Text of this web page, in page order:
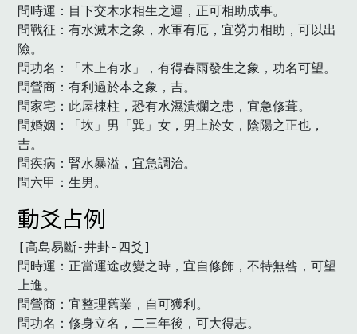
問時運：目下交木水相生之運，正可相助成事。
問戰征：有水滅木之象，水軍有厄，宜勞力相助，可以出
險。
問功名：「木上有水」，有得春雨發生之象，功名可望。
問營商：有利過於本之象，吉。
問家宅：此屋棟柱，恐有水濕潰爛之患，宜急修葺。
問婚姻：「坎」男「巽」女，男上於女，陰陽之正也，
吉。
問疾病：腎水暴溢，宜急調治。
問六甲：生男。
動爻占例
[高島易斷-井卦-四爻]
問時運：正當運途改變之時，宜自修飾，不特無咎，可望
上進。
問營商：宜整理舊業，自可獲利。
問功名：修身立名，二三年後，可大得志。